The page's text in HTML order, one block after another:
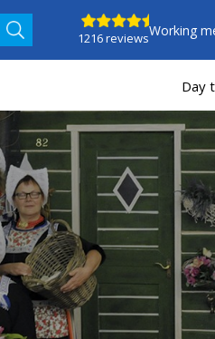
1216 reviewsWorking
Day